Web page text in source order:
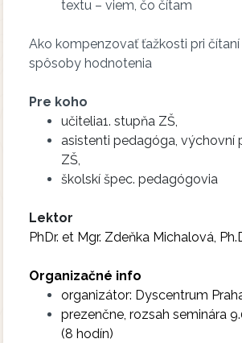
textu – viem, čo čítam
Ako kompenzovať ťažkosti pri
spôsoby hodnotenia
Pre koho
učitelia1. stupňa ZŠ,
asistenti pedagóga, výchovní
ZŠ,
školskí špec. pedagógovia
Lektor
PhDr. et Mgr. Zdeňka Michalová,
Organizačné info
organizátor: Dyscentrum
prezenčne, rozsah seminára
(8 hodín)